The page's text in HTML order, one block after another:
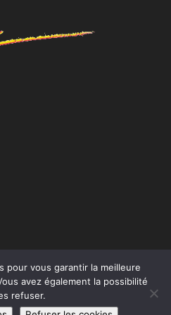
Bretagne Romantique
pour vous garantir la meilleure
avez également la possibilité
refuser.